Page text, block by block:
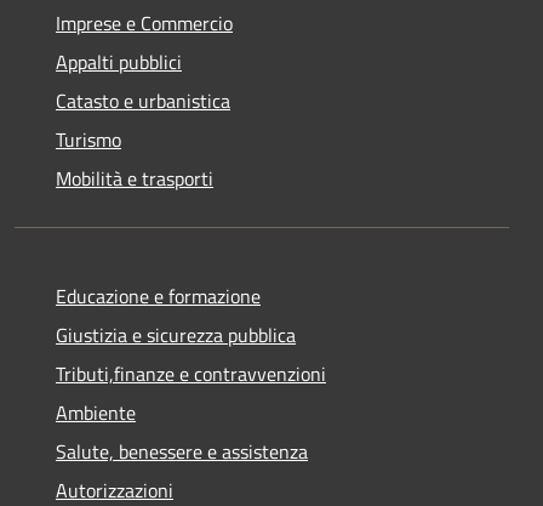
Imprese e Commercio
Appalti pubblici
Catasto e urbanistica
Turismo
Mobilità e trasporti
Educazione e formazione
Giustizia e sicurezza pubblica
Tributi,finanze e contravvenzioni
Ambiente
Salute, benessere e assistenza
Autorizzazioni